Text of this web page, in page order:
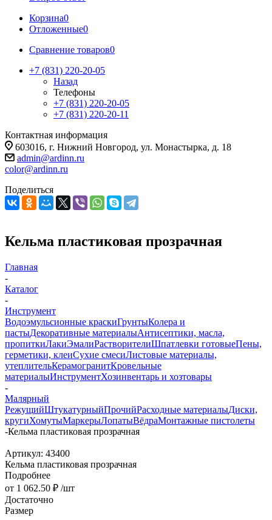
Корзина0
Отложенные0
Сравнение товаров0
+7 (831) 220-20-05
Назад
Телефоны
+7 (831) 220-20-05
+7 (831) 220-20-11
Контактная информация
603016, г. Нижний Новгород, ул. Монастырка, д. 18
admin@ardinn.ru
color@ardinn.ru
Поделиться
Кельма пластиковая прозрачная
Главная
-
Каталог
-
Инструмент
Водоэмульсионные краскиГрунтыКолера и
пастыДекоративные материалыАнтисептики, масла,
пропиткиЛакиЭмалиРастворителиШпатлевки готовыеПены,
герметики, клеиСухие смесиЛистовые материалы,
утеплительКерамогранитКровельные
материалыИнструментХозинвентарь и хозтовары
-
Малярный
РежущийШтукатурныйПрочийРасходные материалыДиски,
кругиХомутыМаркерыЛопатыВёдраМонтажные пистолеты
-Кельма пластиковая прозрачная
Артикул: 43400
Кельма пластиковая прозрачная
Подробнее
от 1 062.50 ₽ /шт
Достаточно
Размер